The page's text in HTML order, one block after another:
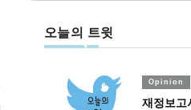
오늘의 트윗
Opinion
재정보고